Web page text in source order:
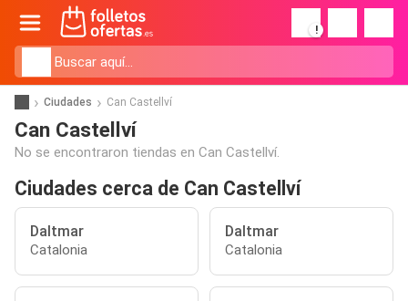
!
Ciudades Can Castellví
Can Castellví
No se encontraron tiendas en Can Castellví.
Ciudades cerca de Can Castellví
Daltmar
Catalonia
Daltmar
Catalonia